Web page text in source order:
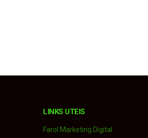
LINKS UTEIS
Farol Marketing Digital